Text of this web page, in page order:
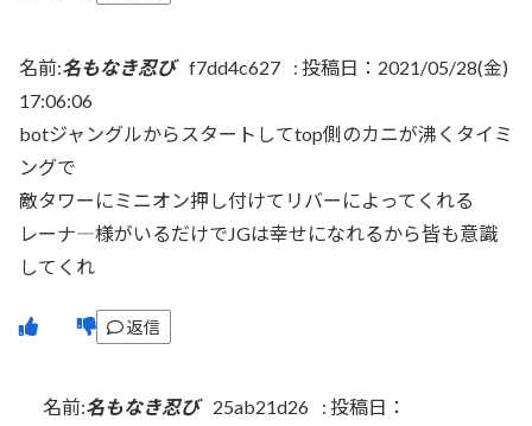
名前:名もなき忍び f7dd4c627 : 投稿日：2021/05/28(金)
17:06:06
botジャングルからスタートしてtop側のカニが沸くタイミ
ングで
敵タワーにミニオン押し付けてリバーによってくれる
レーナ―様がいるだけでJGは幸せになれるから皆も意識
してくれ
返信
名前:名もなき忍び 25ab21d26 : 投稿日：